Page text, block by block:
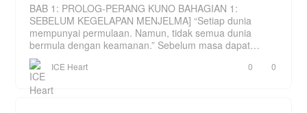
BAB 1: PROLOG-PERANG KUNO BAHAGIAN 1:
SEBELUM KEGELAPAN MENJELMA] “Setiap dunia
mempunyai permulaan. Namun, tidak semua dunia
bermula dengan keamanan.” Sebelum masa dapat
dihitung, hanya wujud sebu
ICE Heart 0 0